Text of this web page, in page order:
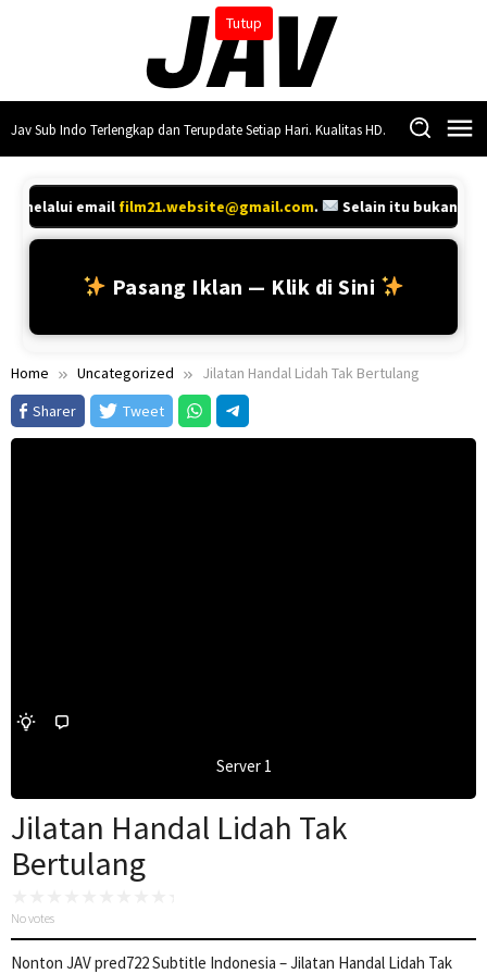
Tutup
Jav Sub Indo Terlengkap dan Terupdate Setiap Hari. Kualitas HD.
melalui emailfilm21.website@gmail.com. Selain itu bukan
Pasang Iklan — Klik di Sini
Home Uncategorized
Jilatan Handal Lidah Tak Bertulang
Sharer
Tweet
Server 1
Jilatan Handal Lidah Tak
Bertulang
No votes
Nonton JAV pred722 Subtitle Indonesia – Jilatan Handal Lidah Tak